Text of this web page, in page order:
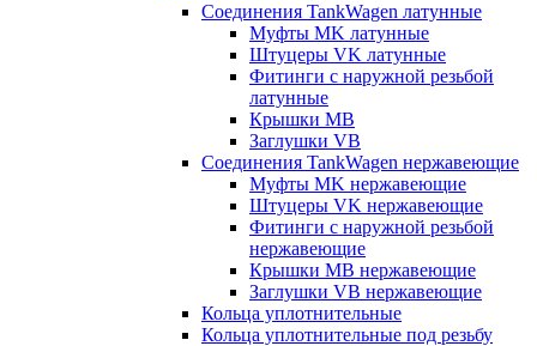
Соединения TankWagen латунные
Муфты MK латунные
Штуцеры VK латунные
Фитинги с наружной резьбой
латунные
Крышки MB
Заглушки VB
Соединения TankWagen нержавеющие
Муфты MK нержавеющие
Штуцеры VK нержавеющие
Фитинги с наружной резьбой
нержавеющие
Крышки MB нержавеющие
Заглушки VB нержавеющие
Кольца уплотнительные
Кольца уплотнительные под резьбу